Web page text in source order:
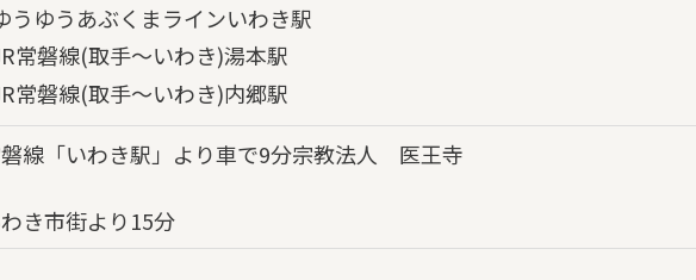
うゆうあぶくまラインいわき駅
常磐線(取手～いわき)湯本駅
常磐線(取手～いわき)内郷駅
磐線「いわき駅」より車で9分宗教法人 医王寺
き市街より15分